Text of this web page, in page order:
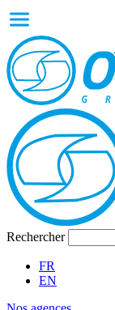
Rechercher
FR
EN